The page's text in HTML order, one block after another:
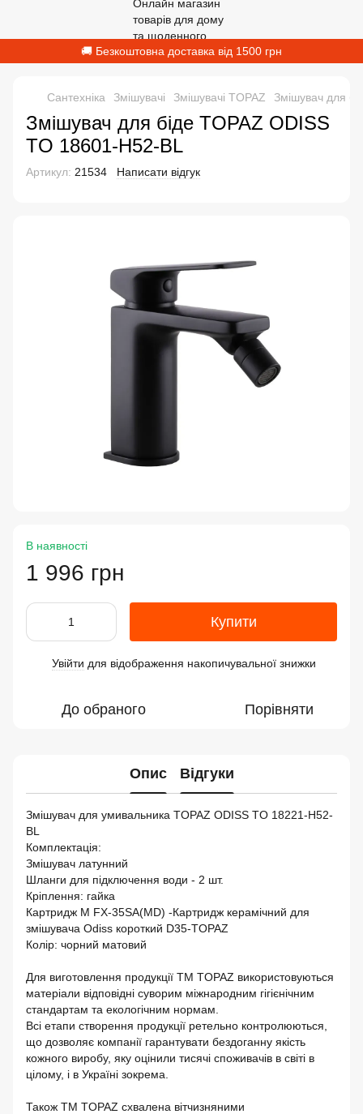
🚚 Безкоштовна доставка від 1500 грн
Сантехніка Змішувачі Змішувачі TOPAZ Змішувач для
Змішувач для біде TOPAZ ODISS
TO 18601-H52-BL
Артикул: 21534 Написати відгук
В наявності
1 996 грн
Купити
Увійти для відображення накопичувальної знижки
До обраного Порівняти
Опис Відгуки
Змішувач для умивальника TOPAZ ODISS TO 18221-H52-
BL
Комплектація:
Змішувач латунний
Шланги для підключення води - 2 шт.
Кріплення: гайка
Картридж M FX-35SA(MD) -Картридж керамічний для
змішувача Odiss короткий D35-TOPAZ
Колір: чорний матовий
Для виготовлення продукції ТМ TOPAZ використовуються
матеріали відповідні суворим міжнародним гігієнічним
стандартам та екологічним нормам.
Всі етапи створення продукції ретельно контролюються,
що дозволяє компанії гарантувати бездоганну якість
кожного виробу, яку оцінили тисячі споживачів в світі в
цілому, і в Україні зокрема.
Також ТМ TOPAZ схвалена вітчизняними